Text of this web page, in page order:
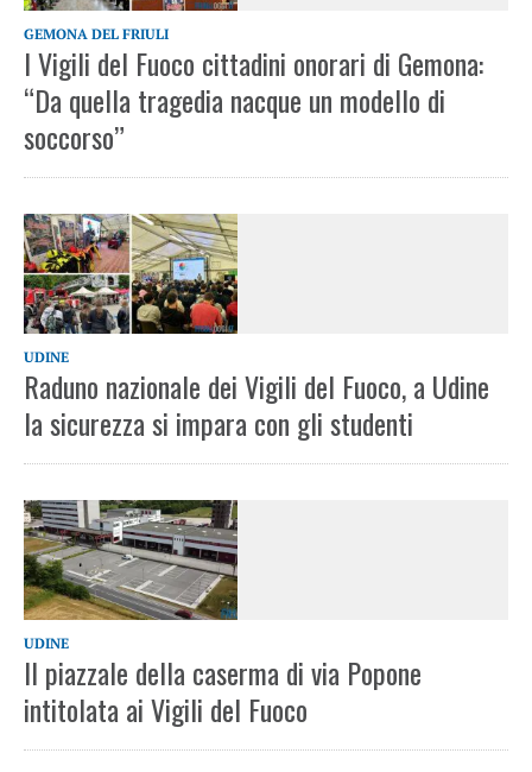
GEMONA DEL FRIULI
I Vigili del Fuoco cittadini onorari di Gemona:
“Da quella tragedia nacque un modello di
soccorso”
UDINE
Raduno nazionale dei Vigili del Fuoco, a Udine
la sicurezza si impara con gli studenti
UDINE
Il piazzale della caserma di via Popone
intitolata ai Vigili del Fuoco